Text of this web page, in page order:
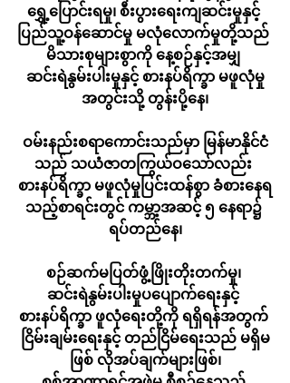
ရွှေ့ပြောင်းရမှု၊ စီးပွားရေးကျဆင်းမှုနှင့်
ပြည်သူ့ဝန်ဆောင်မှု မလုံလောက်မှုတို့သည်
မိသားစုများစွာကို နေ့စဉ်နှင့်အမျှ
ဆင်းရဲနွမ်းပါးမှုနှင့် စားနပ်ရိက္ခာ မဖူလုံမှု
အတွင်းသို့ တွန်းပို့နေ၊
ဝမ်းနည်းစရာကောင်းသည်မှာ မြန်မာနိုင်ငံ
သည် သယံဇာတကြွယ်ဝသော်လည်း
စားနပ်ရိက္ခာ မဖူလုံမှုပြင်းထန်စွာ ခံစားနေရ
သည့်စာရင်းတွင် ကမ္ဘာ့အဆင့် ၅ နေရာ၌
ရပ်တည်နေ၊
စဉ်ဆက်မပြတ်ဖွံ့ဖြိုးတိုးတက်မှု၊
ဆင်းရဲနွမ်းပါးမှုပပျောက်ရေးနှင့်
စားနပ်ရိက္ခာ ဖူလုံရေးတို့ကို ရရှိရန်အတွက်
ငြိမ်းချမ်းရေးနှင့် တည်ငြိမ်ရေးသည် မရှိမ
ဖြစ် လိုအပ်ချက်များဖြစ်၊